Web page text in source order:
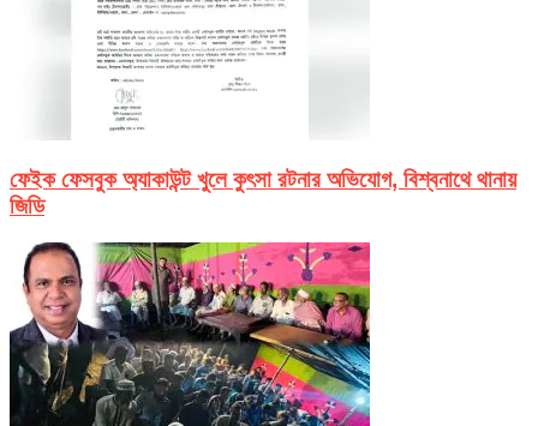
ফেইক ফেসবুক অ্যাকাউন্ট খুলে কুৎসা রটনার অভিযোগ, বিশ্বনাথে থানায়
জিডি